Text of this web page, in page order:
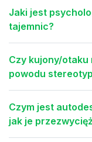
Jaki jest
tajemnic?
Czy kujony/otaku
powodu
Czym jest
jak je